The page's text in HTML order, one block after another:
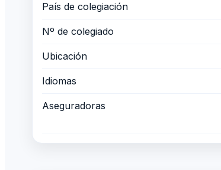
País de colegiación
Nº de colegiado
Ubicación
Idiomas
Aseguradoras